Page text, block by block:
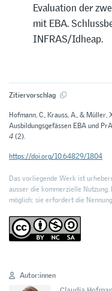
Evaluation der
mit EBA.
INFRAS/Idheap.
Zitiervorschlag
Hofmann, C., Krauss, A., &
Ausbildungsgefässen EBA und
4(2).
https://doi.org/10.64829/1804
Das vorliegende Werk ist
ausser die kommerzielle
möglich; sie erfordert die
Autor:innen